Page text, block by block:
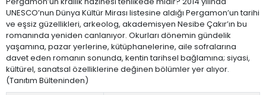
UNESCO’nun Dünya Kültür Mirası listesine aldığı Pergamon’un tarihi
ve eşsiz güzellikleri, arkeolog, akademisyen Nesibe Çakır’ın bu
romanında yeniden canlanıyor. Okurları dönemin gündelik
yaşamına, pazar yerlerine, kütüphanelerine, aile sofralarına
davet eden romanın sonunda, kentin tarihsel bağlamına; siyasi,
kültürel, sanatsal özelliklerine değinen bölümler yer alıyor.
(Tanıtım Bülteninden)